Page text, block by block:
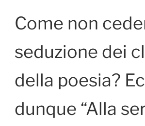
o
k
n
Come non
seduzione dei
della poesia?
dunque “Alla